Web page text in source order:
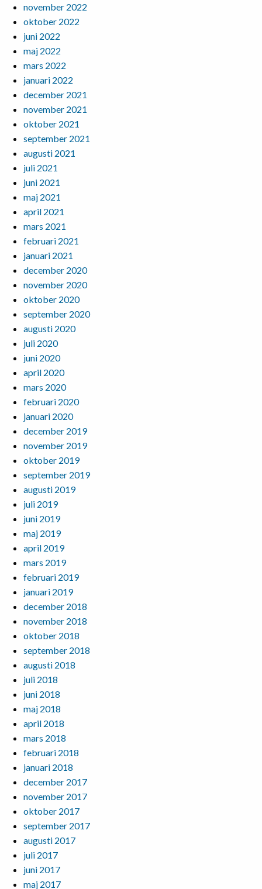
november 2022
oktober 2022
juni 2022
maj 2022
mars 2022
januari 2022
december 2021
november 2021
oktober 2021
september 2021
augusti 2021
juli 2021
juni 2021
maj 2021
april 2021
mars 2021
februari 2021
januari 2021
december 2020
november 2020
oktober 2020
september 2020
augusti 2020
juli 2020
juni 2020
april 2020
mars 2020
februari 2020
januari 2020
december 2019
november 2019
oktober 2019
september 2019
augusti 2019
juli 2019
juni 2019
maj 2019
april 2019
mars 2019
februari 2019
januari 2019
december 2018
november 2018
oktober 2018
september 2018
augusti 2018
juli 2018
juni 2018
maj 2018
april 2018
mars 2018
februari 2018
januari 2018
december 2017
november 2017
oktober 2017
september 2017
augusti 2017
juli 2017
juni 2017
maj 2017